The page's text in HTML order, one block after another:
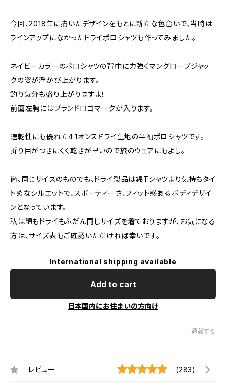
今回、2018年に描いたデザインをもとに新たな色合いで、当時は
ラインアップになかったドライポロシャツも作ってみました。
ネイビーカラーのポロシャツの背中に力強くマングローブジャッ
クの姿が浮かび上がります。
釣り気分も盛り上がりますよ！
前面左胸にはブランドロゴマークが入ります。
速乾性にも優れた4.1オンスドライ生地の半袖ポロシャツです。
折り目がつきにくく乾きが早いので旅のウェアにもよし。
尚、同じサイズのものでも、ドライ製品は綿Tシャツより気持ちタイ
トめなシルエットで、スポーティーさ、フィット感あるボディデザイ
ンとなっています。
私は綿もドライもふだん同じサイズを着ておりますが、お気になる
方は、サイズ表もご確認いただければ幸いです。
International shipping available
Add to cart
日本国内にお住まいの方向け
通報する
レビュー (283)